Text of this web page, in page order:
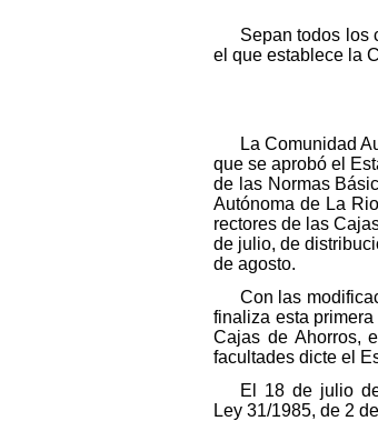
Sepan todos los
el que establece la
La Comunidad
que se aprobó el
de las Normas
Autónoma de La
rectores de las
de julio, de
de agosto.
Con las
finaliza esta
Cajas de Ahorros,
facultades dicte el
El 18 de julio
Ley 31/1985, de 2